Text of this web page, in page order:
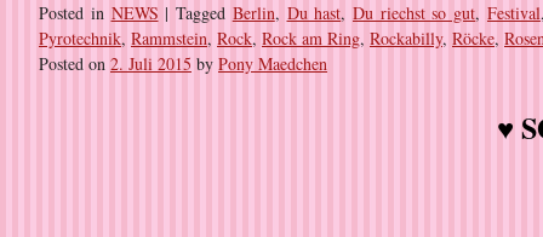
Posted in NEWS | Tagged Berlin, Du hast, Du riechst so gut, Festival
Pyrotechnik, Rammstein, Rock, Rock am Ring, Rockabilly, Röcke,
Posted on 2. Juli 2015 by Pony Maedchen
♥